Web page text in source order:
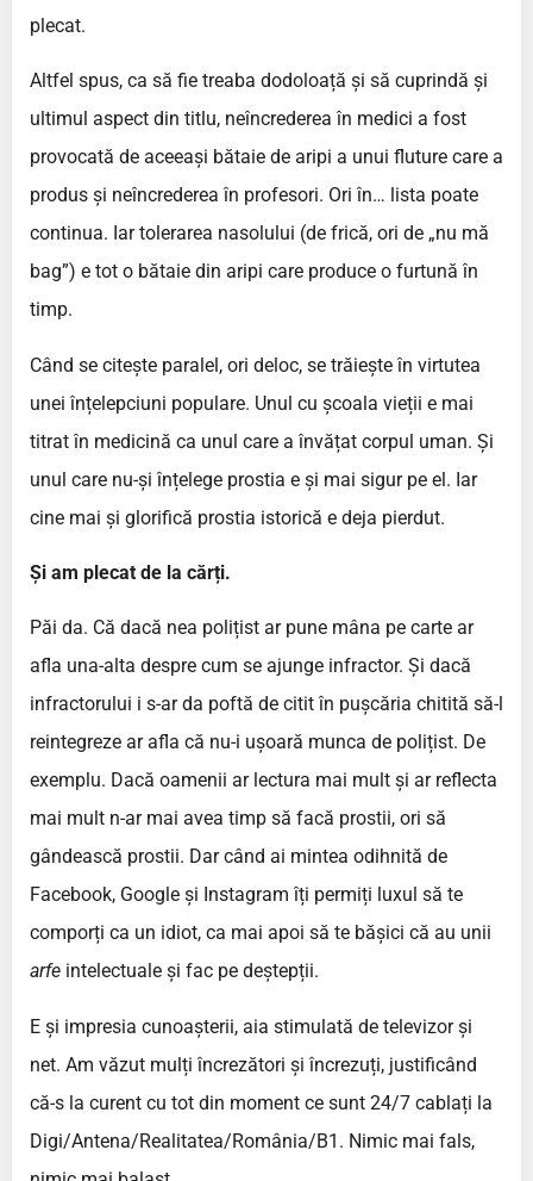
plecat.
Altfel spus, ca să fie treaba dodoloață și să cuprindă și
ultimul aspect din titlu, neîncrederea în medici a fost
provocată de aceeași bătaie de aripi a unui fluture care a
produs și neîncrederea în profesori. Ori în… lista poate
continua. Iar tolerarea nasolului (de frică, ori de „nu mă
bag”) e tot o bătaie din aripi care produce o furtună în
timp.
Când se citește paralel, ori deloc, se trăiește în virtutea
unei înțelepciuni populare. Unul cu școala vieții e mai
titrat în medicină ca unul care a învățat corpul uman. Și
unul care nu-și înțelege prostia e și mai sigur pe el. Iar
cine mai și glorifică prostia istorică e deja pierdut.
Și am plecat de la cărți.
Păi da. Că dacă nea polițist ar pune mâna pe carte ar
afla una-alta despre cum se ajunge infractor. Și dacă
infractorului i s-ar da poftă de citit în pușcăria chitită să-l
reintegreze ar afla că nu-i ușoară munca de polițist. De
exemplu. Dacă oamenii ar lectura mai mult și ar reflecta
mai mult n-ar mai avea timp să facă prostii, ori să
gândească prostii. Dar când ai mintea odihnită de
Facebook, Google și Instagram îți permiți luxul să te
comporți ca un idiot, ca mai apoi să te bășici că au unii
arfe intelectuale și fac pe deștepții.
E și impresia cunoașterii, aia stimulată de televizor și
net. Am văzut mulți încrezători și încrezuți, justificând
că-s la curent cu tot din moment ce sunt 24/7 cablați la
Digi/Antena/Realitatea/România/B1. Nimic mai fals,